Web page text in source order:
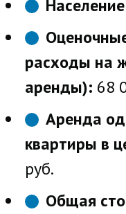
расходы на
аренды): 68
Аренда
квартиры в
руб.
Общая